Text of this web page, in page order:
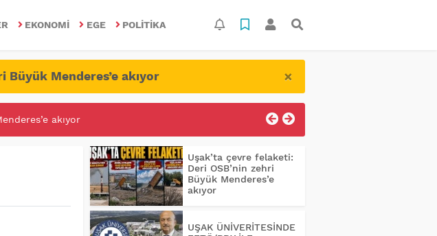
EKONOMI EGE POLITIKA
Büyük Menderes’e akıyor ×
Uşak’ta çevre felaketi:
Deri OSB’nin zehri
Büyük Menderes’e
akıyor
UŞAK ÜNİVERİTESİNDE